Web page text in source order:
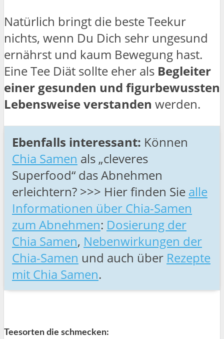
Natürlich bringt die beste Teekur
nichts, wenn Du Dich sehr ungesund
ernährst und kaum Bewegung hast.
Eine Tee Diät sollte eher als Begleiter
einer gesunden und figurbewussten
Lebensweise verstanden werden.
Ebenfalls interessant: Können
Chia Samen als „cleveres
Superfood“ das Abnehmen
erleichtern? >>> Hier finden Sie alle
Informationen über Chia-Samen
zum Abnehmen: Dosierung der
Chia Samen, Nebenwirkungen der
Chia-Samen und auch über Rezepte
mit Chia Samen.
Teesorten die schmecken: